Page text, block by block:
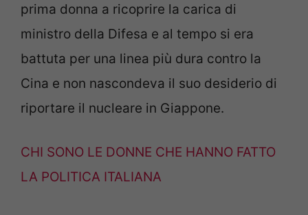
prima donna a ricoprire la carica di
ministro della Difesa e al tempo si era
battuta per una linea più dura contro la
Cina e non nascondeva il suo desiderio di
riportare il nucleare in Giappone.
CHI SONO LE DONNE CHE HANNO FATTO
LA POLITICA ITALIANA